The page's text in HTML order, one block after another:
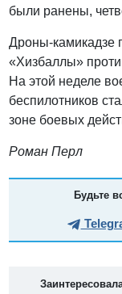
были ранены,
Дроны-камикадзе
«Хизбаллы»
На этой неделе
беспилотников
зоне боевых
Роман Перл
Будьте